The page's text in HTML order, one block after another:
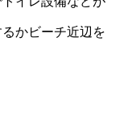
かビーチ近辺を